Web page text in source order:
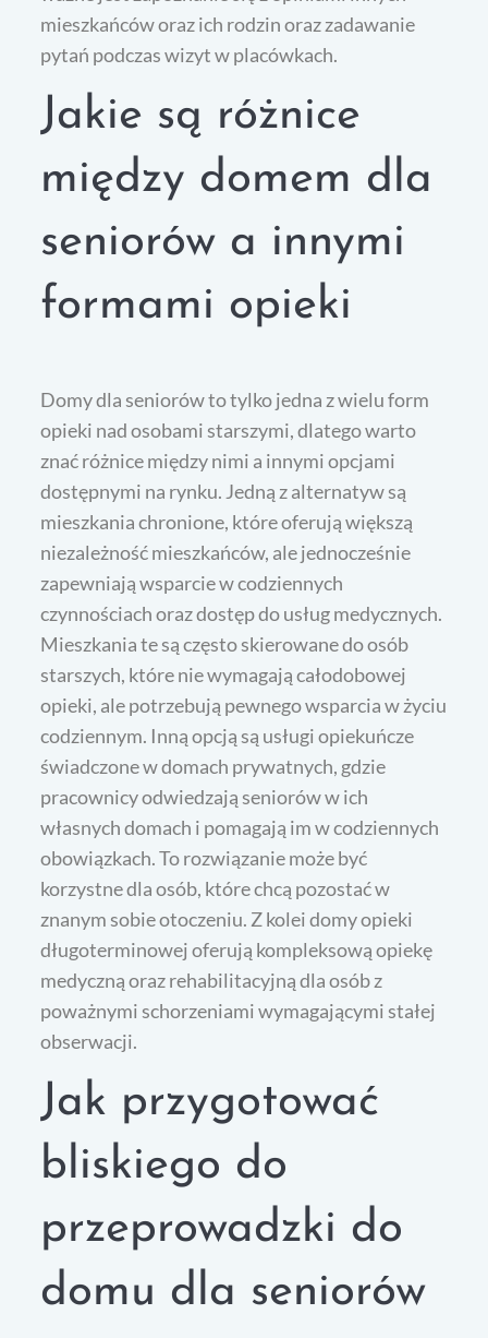
mieszkańców oraz ich rodzin oraz zadawanie
pytań podczas wizyt w placówkach.
Jakie są różnice
między domem dla
seniorów a innymi
formami opieki
Domy dla seniorów to tylko jedna z wielu form
opieki nad osobami starszymi, dlatego warto
znać różnice między nimi a innymi opcjami
dostępnymi na rynku. Jedną z alternatyw są
mieszkania chronione, które oferują większą
niezależność mieszkańców, ale jednocześnie
zapewniają wsparcie w codziennych
czynnościach oraz dostęp do usług medycznych.
Mieszkania te są często skierowane do osób
starszych, które nie wymagają całodobowej
opieki, ale potrzebują pewnego wsparcia w życiu
codziennym. Inną opcją są usługi opiekuńcze
świadczone w domach prywatnych, gdzie
pracownicy odwiedzają seniorów w ich
własnych domach i pomagają im w codziennych
obowiązkach. To rozwiązanie może być
korzystne dla osób, które chcą pozostać w
znanym sobie otoczeniu. Z kolei domy opieki
długoterminowej oferują kompleksową opiekę
medyczną oraz rehabilitacyjną dla osób z
poważnymi schorzeniami wymagającymi stałej
obserwacji.
Jak przygotować
bliskiego do
przeprowadzki do
domu dla seniorów